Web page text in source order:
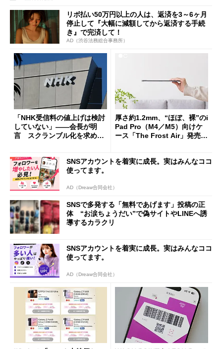
リボ払い50万円以上の人は、返済を3～6ヶ月
停止して『大幅に減額してから返済する手続
き』で完済して！
AD（渋谷法務総合事務所）
「NHK受信料の値上げは検討
していない」――会長が明
言 スクランブル化を求める
厚さ約1.2mm、“ほぼ、裸”のi
Pad Pro（M4／M5）向けケ
ース「The Frost Air」発売
SNSアカウントを着実に成長。実はみんなココ
使ってます。
AD（Dreaw合同会社）
SNSで多発する「無料であげます」投稿の正
体 “お涙ちょうだい”で偽サイトやLINEへ誘
導するカラクリ
SNSアカウントを着実に成長。実はみんなココ
使ってます。
AD（Dreaw合同会社）